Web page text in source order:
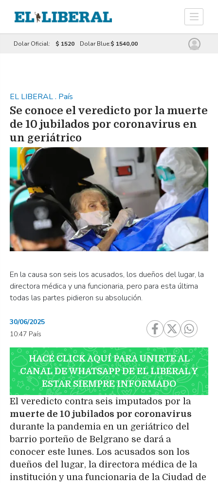
Dolar Oficial: $ 1520 Dolar Blue:$ 1540,00
EL LIBERAL. País
Se conoce el veredicto por la muerte
de 10 jubilados por coronavirus en
un geriátrico
En la causa son seis los acusados, los dueños del lugar, la
directora médica y una funcionaria, pero para esta última
todas las partes pidieron su absolución.
30/06/2025
10:47 País
HACÉ CLICK AQUÍ PARA UNIRTE AL
CANAL DE WHATSAPP DE EL LIBERAL Y
ESTAR SIEMPRE INFORMADO
El veredicto contra seis imputados por la
muerte de 10 jubilados por coronavirus
durante la pandemia en un geriátrico del
barrio porteño de Belgrano se dará a
conocer este lunes. Los acusados son los
dueños del lugar, la directora médica de la
institución y una funcionaria de la Ciudad de